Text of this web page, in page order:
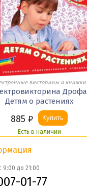
викторины и книжки
Дрофа
Детям о растениях
885 ₽ Купить
Есть в наличии
до 21:00
01-77